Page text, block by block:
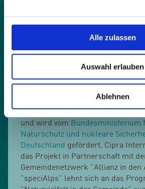
Alle zulassen
Auswahl erlauben
Ablehnen
www.obcina.kranjska-gora.si/
www.obcina.bohinj.si/
An speciAlps beteiligen sich die
und wird vom Bundesministerium
Naturschutz und nukleare
Deutschland gefördert. Cipra
das Projekt in Partnerschaft mit
Gemeindenetzwerk "Allianz in den
"speciAlps" lehnt sich an das